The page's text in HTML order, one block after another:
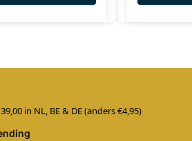
in NL, BE & DE (anders €4,95)